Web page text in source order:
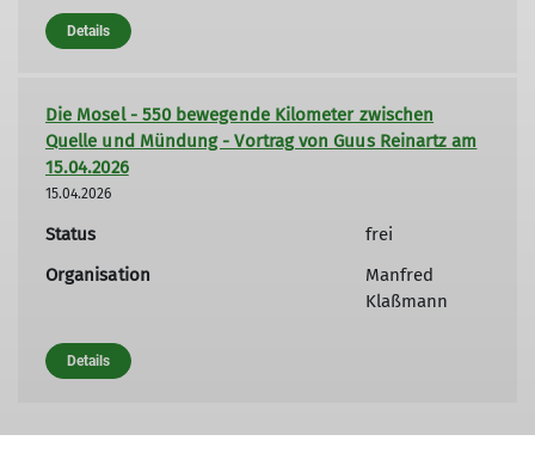
Details
Die Mosel - 550 bewegende Kilometer zwischen
Quelle und Mündung - Vortrag von Guus Reinartz am
15.04.2026
15.04.2026
Status
frei
Organisation
Manfred
Klaßmann
Details